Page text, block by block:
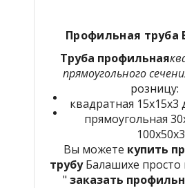
Профильная труба
Труба профильная
прямоугольного
розницу:
квадратная 15х15х3
прямоугольная
100х50х3
Вы можете купить
трубуБалашихе просто
" заказать